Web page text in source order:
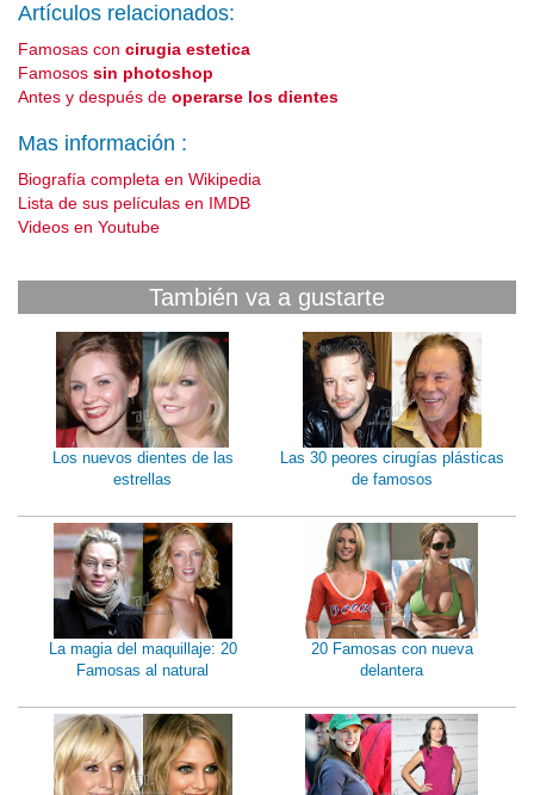
Artículos relacionados:
Famosas con cirugia estetica
Famosos sin photoshop
Antes y después de operarse los dientes
Mas información :
Biografía completa en Wikipedia
Lista de sus películas en IMDB
Videos en Youtube
También va a gustarte
Los nuevos dientes de las
estrellas
Las 30 peores cirugías plásticas
de famosos
La magia del maquillaje: 20
Famosas al natural
20 Famosas con nueva
delantera